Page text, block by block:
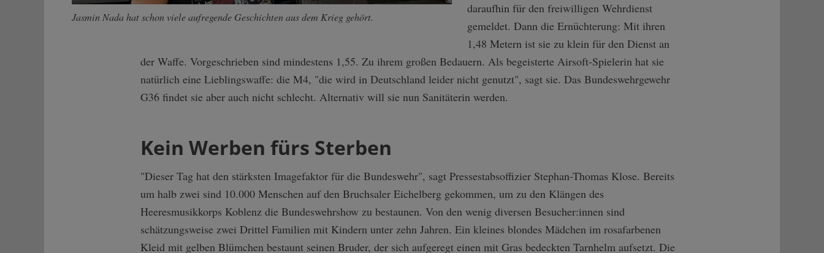
Jasmin Nada hat schon viele aufregende Geschichten aus dem Krieg gehört.
daraufhin für den freiwilligen Wehrdienst
gemeldet. Dann die Ernüchterung: Mit ihren
1,48 Metern ist sie zu klein für den Dienst an
der Waffe. Vorgeschrieben sind mindestens 1,55. Zu ihrem großen Bedauern. Als begeisterte Airsoft-Spielerin hat sie
natürlich eine Lieblingswaffe: die M4, "die wird in Deutschland leider nicht genutzt", sagt sie. Das Bundeswehrgewehr
G36 findet sie aber auch nicht schlecht. Alternativ will sie nun Sanitäterin werden.
Kein Werben fürs Sterben
"Dieser Tag hat den stärksten Imagefaktor für die Bundeswehr", sagt Pressestabsoffizier Stephan-Thomas Klose. Bereits
um halb zwei sind 10.000 Menschen auf den Bruchsaler Eichelberg gekommen, um zu den Klängen des
Heeresmusikkorps Koblenz die Bundeswehrshow zu bestaunen. Von den wenig diversen Besucher:innen sind
schätzungsweise zwei Drittel Familien mit Kindern unter zehn Jahren. Ein kleines blondes Mädchen im rosafarbenen
Kleid mit gelben Blümchen bestaunt seinen Bruder, der sich aufgeregt einen mit Gras bedeckten Tarnhelm aufsetzt. Die